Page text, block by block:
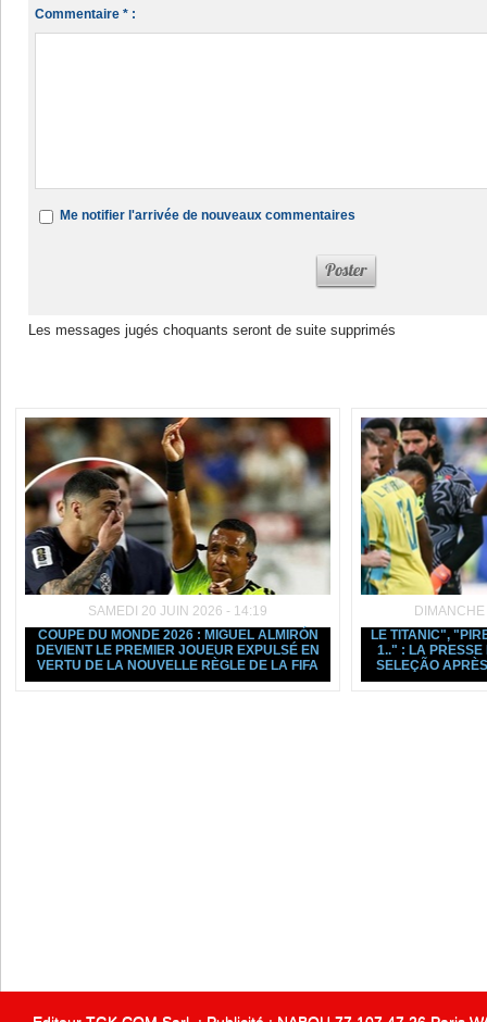
Commentaire * :
Me notifier l'arrivée de nouveaux commentaires
Les messages jugés choquants seront de suite supprimés
SAMEDI 20 JUIN 2026 - 14:19
COUPE DU MONDE 2026 : MIGUEL ALMIRÓN
DEVIENT LE PREMIER JOUEUR EXPULSÉ EN
VERTU DE LA NOUVELLE RÈGLE DE LA FIFA
LE TITANIC",
1.." : LA PRESSE
SELEÇÃO